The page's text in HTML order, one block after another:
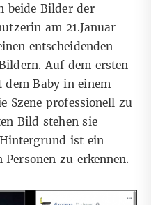
beide Bilder der
am 21.Januar
entscheidenden
Auf dem ersten
Baby in einem
Szene professionell zu
Bild stehen sie
ist ein
zu erkennen.